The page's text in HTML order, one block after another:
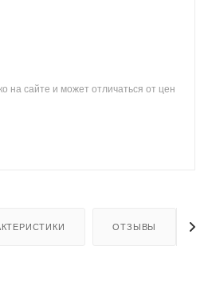
на сайте и может отличаться от цен
ОТЗЫВЫ